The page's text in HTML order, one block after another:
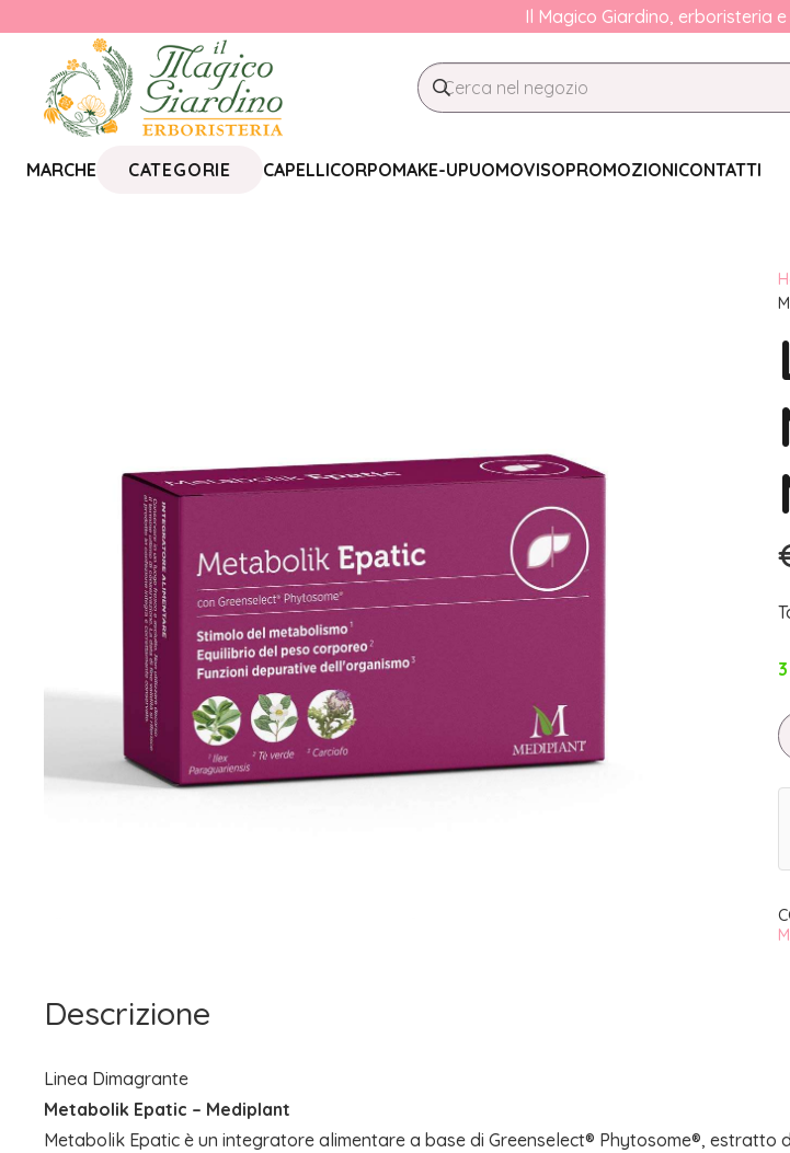
Il Magico Giardino, erboristeria
MARCHE CATEGORIE CAPELLICORPOMAKE-UPUOMOVISOPROMOZIONICONTATTI
•
Descrizione
Linea Dimagrante
Metabolik Epatic – Mediplant
Metabolik Epatic è un integratore alimentare a base di Greenselect® Phytosome®,